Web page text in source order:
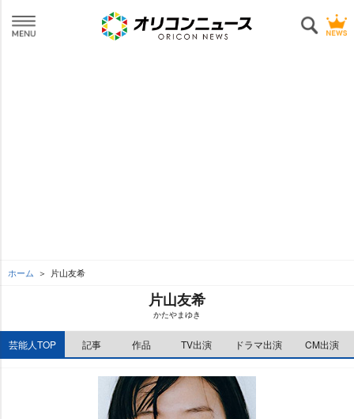
ホーム 片山友希
片山友希
かたやまゆき
芸能人TOP 記事 作品 TV出演 ドラマ出演 CM出演